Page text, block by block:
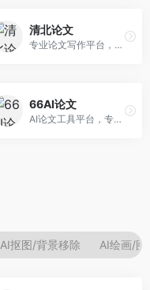
清北论文
专业论文写作平台，依托高校学术资源。面向本科生和研究生，提供论文指导、写作辅助、查重检测等服务，学术规范性强，适合追求高质量论文的用户。
66AI论文
AI论文工具平台，专注于高质量低查重论文生成。面向大学生和研究生，提供论文写作、降重修改等服务，生成内容原创度高，查重率低。
AI抠图/背景移除 AI绘画/图